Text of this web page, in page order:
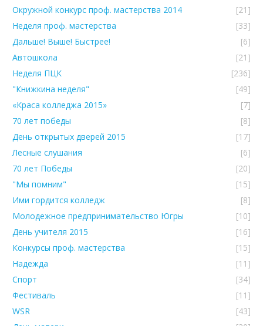
Окружной конкурс проф. мастерства 2014
[21]
Неделя проф. мастерства
[33]
Дальше! Выше! Быстрее!
[6]
Автошкола
[21]
Неделя ПЦК
[236]
"Книжкина неделя"
[49]
«Краса колледжа 2015»
[7]
70 лет победы
[8]
День открытых дверей 2015
[17]
Лесные слушания
[6]
70 лет Победы
[20]
"Мы помним"
[15]
Ими гордится колледж
[8]
Молодежное предпринимательство Югры
[10]
День учителя 2015
[16]
Конкурсы проф. мастерства
[15]
Надежда
[11]
Спорт
[34]
Фестиваль
[11]
WSR
[43]